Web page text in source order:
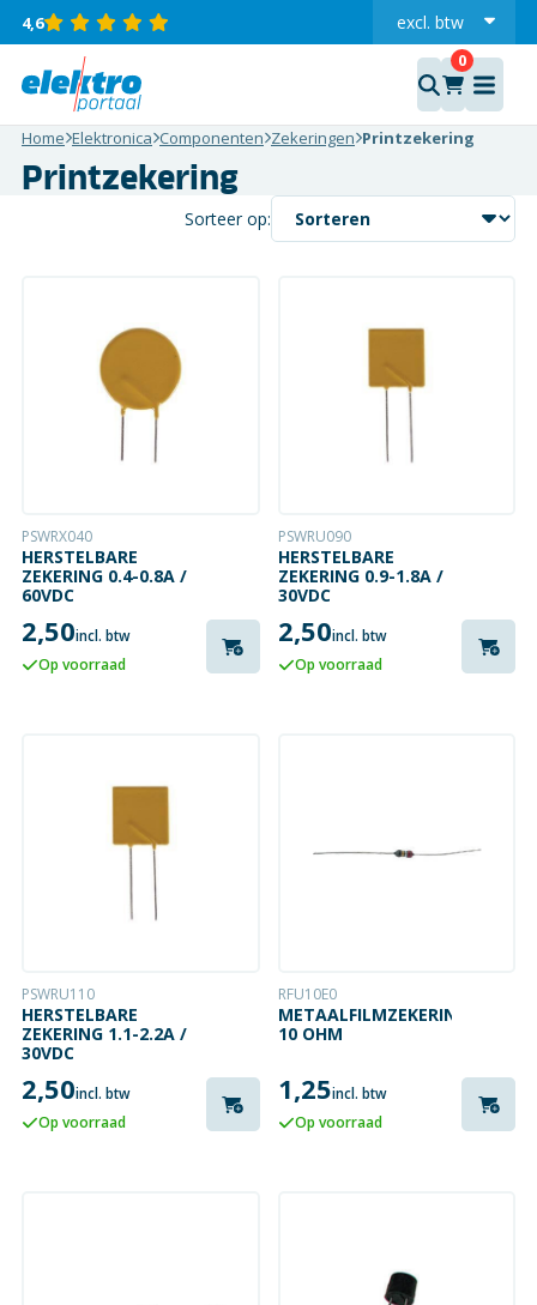
4,6 excl. btw
incl.
Home Elektronica Componenten Zekeringen Printzekering
Printzekering
Sorteer op:
PSWRX040
HERSTELBARE
ZEKERING 0.4-0.8A /
60VDC
2,50incl. btw
Op voorraad
PSWRU090
HERSTELBARE
ZEKERING 0.9-1.8A /
30VDC
2,50incl. btw
Op voorraad
PSWRU110
HERSTELBARE
ZEKERING 1.1-2.2A /
30VDC
2,50incl. btw
Op voorraad
RFU10E0
METAALFILMZEKERING
10 OHM
1,25incl. btw
Op voorraad